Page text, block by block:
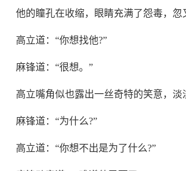
他的瞳孔在收缩，眼睛充满了怨毒，忽
高立道：“你想找他?”
麻锋道：“很想。”
高立嘴角似也露出一丝奇特的笑意，
麻锋道：“为什么?”
高立道：“你想不出是为了什么?”